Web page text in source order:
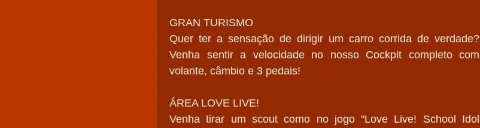
GRAN TURISMO
Quer ter a sensação de dirigir um carro corrida de verdade?
Venha sentir a velocidade no nosso Cockpit completo com
volante, câmbio e 3 pedais!
ÁREA LOVE LIVE!
Venha tirar um scout como no jogo "Love Live! School Idol